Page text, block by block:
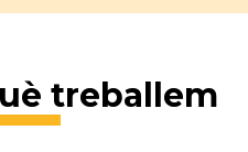
treballem